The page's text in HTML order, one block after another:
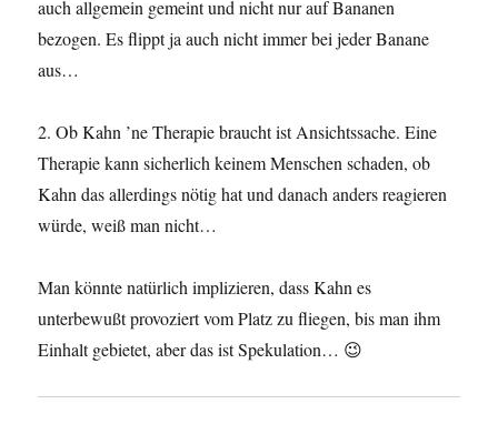
auch allgemein gemeint und nicht nur auf Bananen
bezogen. Es flippt ja auch nicht immer bei jeder Banane
aus…
2. Ob Kahn ’ne Therapie braucht ist Ansichtssache. Eine
Therapie kann sicherlich keinem Menschen schaden, ob
Kahn das allerdings nötig hat und danach anders reagieren
würde, weiß man nicht…
Man könnte natürlich implizieren, dass Kahn es
unterbewußt provoziert vom Platz zu fliegen, bis man ihm
Einhalt gebietet, aber das ist Spekulation… 😉